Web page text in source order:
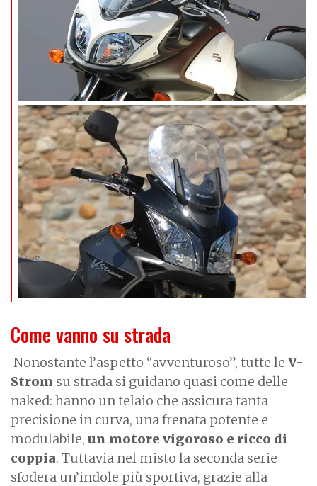
Come vanno su strada
Nonostante l’aspetto “avventuroso”, tutte le V-
Strom su strada si guidano quasi come delle
naked: hanno un telaio che assicura tanta
precisione in curva, una frenata potente e
modulabile, un motore vigoroso e ricco di
coppia. Tuttavia nel misto la seconda serie
sfodera un’indole più sportiva, grazie alla